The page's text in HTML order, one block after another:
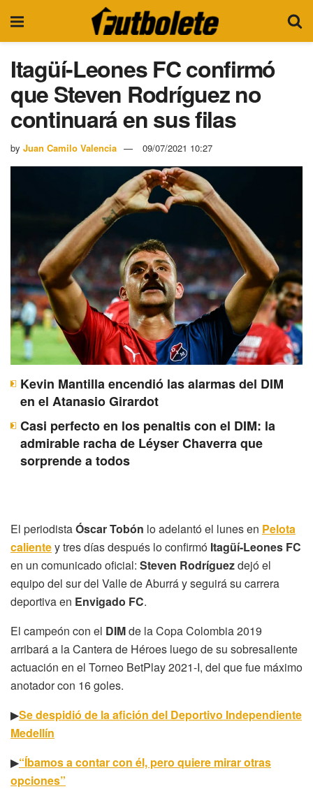
Itagüí-Leones FC confirmó
que Steven Rodríguez no
continuará en sus filas
by Juan Camilo Valencia 09/07/2021 10:27
Kevin Mantilla encendió las alarmas del DIM
en el Atanasio Girardot
Casi perfecto en los penaltis con el DIM: la
admirable racha de Léyser Chaverra que
sorprende a todos
El periodistaÓscar Tobón lo adelantó el lunes en Pelota
calientey tres días después lo confirmó Itagüí-Leones FC
en un comunicado oficial: Steven Rodríguezdejó el
equipo del sur del Valle de Aburrá y seguirá su carrera
deportiva en Envigado FC.
El campeón con el DIMde la Copa Colombia 2019
arribará a la Cantera de Héroes luego de su sobresaliente
actuación en el Torneo BetPlay 2021-I, del que fue máximo
anotador con 16 goles.
▶Se despidió de la afición del Deportivo Independiente
Medellín
▶“Íbamos a contar con él, pero quiere mirar otras
opciones”